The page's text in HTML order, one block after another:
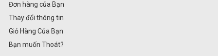
Đơn hàng của Bạn
Thay đổi thông tin
Giỏ Hàng Của Bạn
Bạn muốn Thoát?